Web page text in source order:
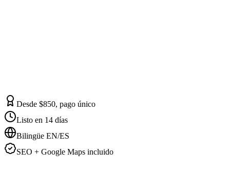
Desde $850, pago único
Listo en 14 días
Bilingüe EN/ES
SEO + Google Maps incluido